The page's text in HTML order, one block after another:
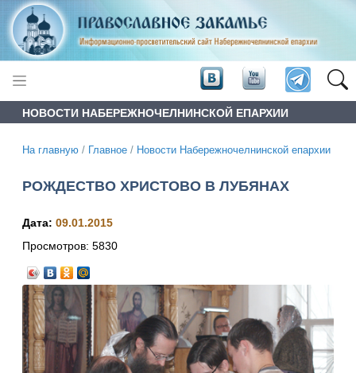
НОВОСТИ НАБЕРЕЖНОЧЕЛНИНСКОЙ ЕПАРХИИ
На главную / Главное / Новости Набережночелнинской епархии
РОЖДЕСТВО ХРИСТОВО В ЛУБЯНАХ
Дата: 09.01.2015
Просмотров: 5830